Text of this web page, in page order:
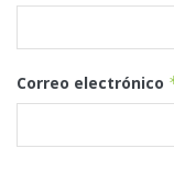
Correo electrónico